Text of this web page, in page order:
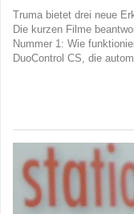
Truma bietet drei neue
Die kurzen Filme
Nummer 1: Wie
DuoControl CS, die